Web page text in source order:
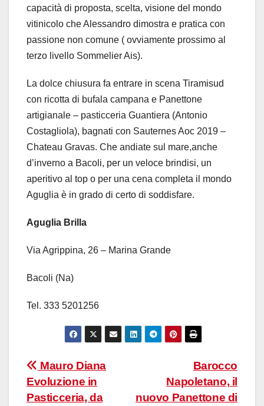
capacità di proposta, scelta, visione del mondo
vitinicolo che Alessandro dimostra e pratica con
passione non comune ( ovviamente prossimo al
terzo livello Sommelier Ais).
La dolce chiusura fa entrare in scena Tiramisud
con ricotta di bufala campana e Panettone
artigianale – pasticceria Guantiera (Antonio
Costagliola), bagnati con Sauternes Aoc 2019 –
Chateau Gravas. Che andiate sul mare,anche
d’inverno a Bacoli, per un veloce brindisi, un
aperitivo al top o per una cena completa il mondo
Aguglia è in grado di certo di soddisfare.
Aguglia Brilla
Via Agrippina, 26 – Marina Grande
Bacoli (Na)
Tel. 333 5201256
Navigazione
articoli
Barocco
Napoletano, il
nuovo Panettone di
Mauro Diana
Evoluzione in
Pasticceria, da